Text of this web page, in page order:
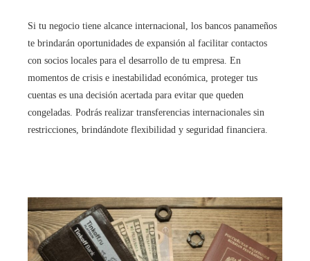
Si tu negocio tiene alcance internacional, los bancos panameños
te brindarán oportunidades de expansión al facilitar contactos
con socios locales para el desarrollo de tu empresa. En
momentos de crisis e inestabilidad económica, proteger tus
cuentas es una decisión acertada para evitar que queden
congeladas. Podrás realizar transferencias internacionales sin
restricciones, brindándote flexibilidad y seguridad financiera.